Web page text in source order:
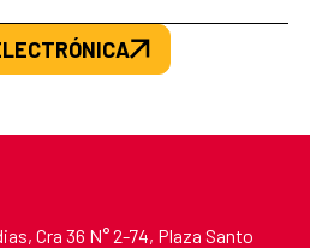
Cra 36 N° 2-74, Plaza Santo